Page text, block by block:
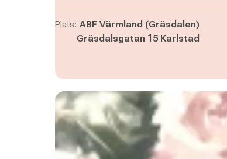
Plats: ABF Värmland (Gräsdalen)
Gräsdalsgatan 15 Karlstad